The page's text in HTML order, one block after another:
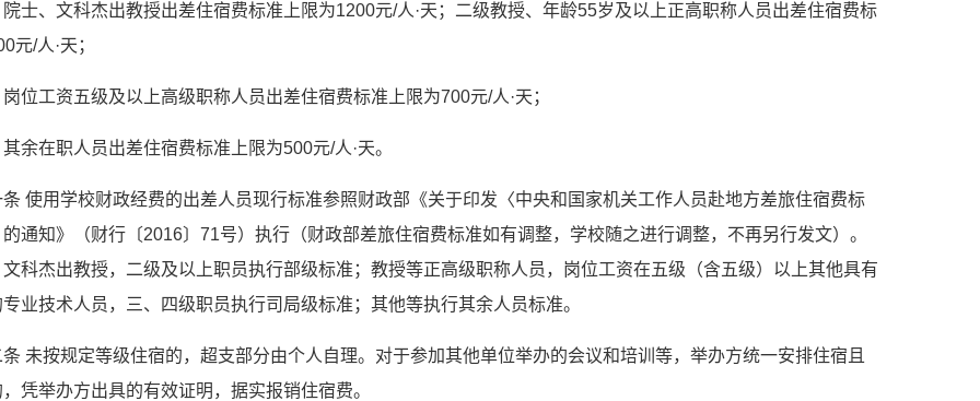
院士、文科杰出教授出差住宿费标准上限为1200元/人·天；二级教授、年龄55岁及以上正高职称人员出差住宿费标
元/人·天；
岗位工资五级及以上高级职称人员出差住宿费标准上限为700元/人·天；
其余在职人员出差住宿费标准上限为500元/人·天。
条 使用学校财政经费的出差人员现行标准参照财政部《关于印发〈中央和国家机关工作人员赴地方差旅住宿费标
通知》（财行〔2016〕71号）执行（财政部差旅住宿费标准如有调整，学校随之进行调整，不再另行发文）。
科杰出教授，二级及以上职员执行部级标准；教授等正高级职称人员，岗位工资在五级（含五级）以上其他具有
业技术人员，三、四级职员执行司局级标准；其他等执行其余人员标准。
条 未按规定等级住宿的，超支部分由个人自理。对于参加其他单位举办的会议和培训等，举办方统一安排住宿且
凭举办方出具的有效证明，据实报销住宿费。